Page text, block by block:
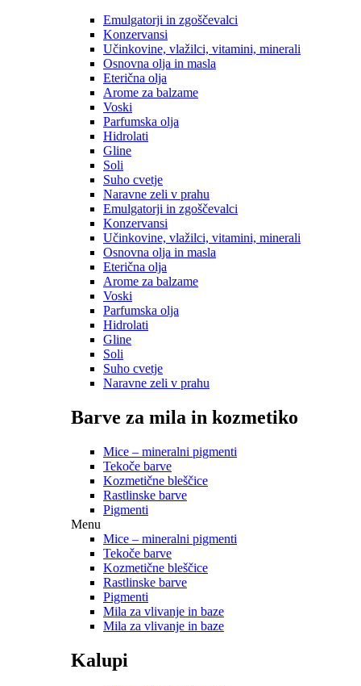
Emulgatorji in zgoščevalci
Konzervansi
Učinkovine, vlažilci, vitamini, minerali
Osnovna olja in masla
Eterična olja
Arome za balzame
Voski
Parfumska olja
Hidrolati
Gline
Soli
Suho cvetje
Naravne zeli v prahu
Emulgatorji in zgoščevalci
Konzervansi
Učinkovine, vlažilci, vitamini, minerali
Osnovna olja in masla
Eterična olja
Arome za balzame
Voski
Parfumska olja
Hidrolati
Gline
Soli
Suho cvetje
Naravne zeli v prahu
Barve za mila in kozmetiko
Mice – mineralni pigmenti
Tekoče barve
Kozmetične bleščice
Rastlinske barve
Pigmenti
Menu
Mice – mineralni pigmenti
Tekoče barve
Kozmetične bleščice
Rastlinske barve
Pigmenti
Mila za vlivanje in baze
Mila za vlivanje in baze
Kalupi